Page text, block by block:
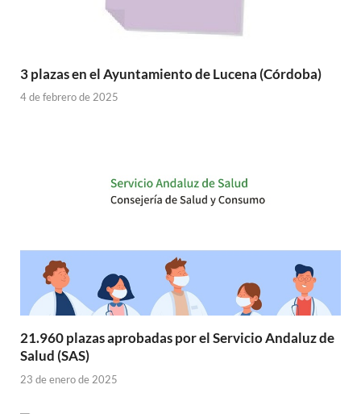
3 plazas en el Ayuntamiento de Lucena (Córdoba)
4 de febrero de 2025
21.960 plazas aprobadas por el Servicio Andaluz de
Salud (SAS)
23 de enero de 2025